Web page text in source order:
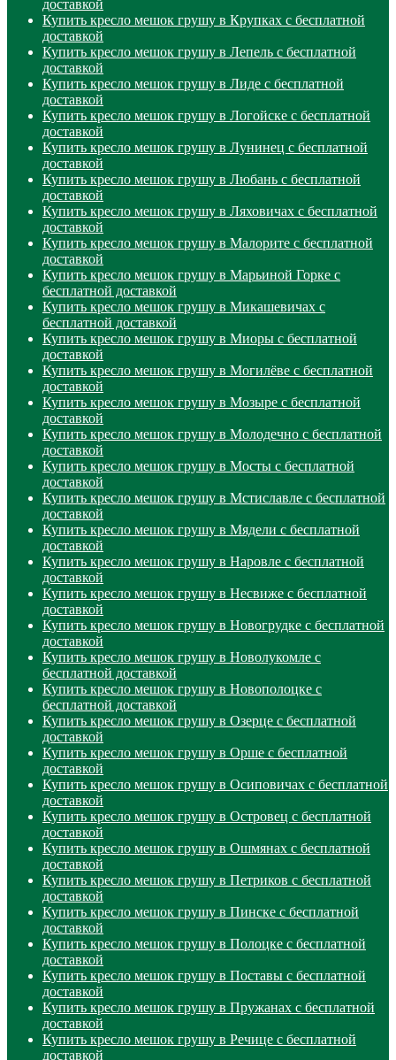
доставкой
Купить кресло мешок грушу в Крупках с бесплатной
доставкой
Купить кресло мешок грушу в Лепель с бесплатной
доставкой
Купить кресло мешок грушу в Лиде с бесплатной
доставкой
Купить кресло мешок грушу в Логойске с бесплатной
доставкой
Купить кресло мешок грушу в Лунинец с бесплатной
доставкой
Купить кресло мешок грушу в Любань с бесплатной
доставкой
Купить кресло мешок грушу в Ляховичах с бесплатной
доставкой
Купить кресло мешок грушу в Малорите с бесплатной
доставкой
Купить кресло мешок грушу в Марьиной Горке с
бесплатной доставкой
Купить кресло мешок грушу в Микашевичах с
бесплатной доставкой
Купить кресло мешок грушу в Миоры с бесплатной
доставкой
Купить кресло мешок грушу в Могилёве с бесплатной
доставкой
Купить кресло мешок грушу в Мозыре с бесплатной
доставкой
Купить кресло мешок грушу в Молодечно с бесплатной
доставкой
Купить кресло мешок грушу в Мосты с бесплатной
доставкой
Купить кресло мешок грушу в Мстиславле с бесплатной
доставкой
Купить кресло мешок грушу в Мядели с бесплатной
доставкой
Купить кресло мешок грушу в Наровле с бесплатной
доставкой
Купить кресло мешок грушу в Несвиже с бесплатной
доставкой
Купить кресло мешок грушу в Новогрудке с бесплатной
доставкой
Купить кресло мешок грушу в Новолукомле с
бесплатной доставкой
Купить кресло мешок грушу в Новополоцке с
бесплатной доставкой
Купить кресло мешок грушу в Озерце с бесплатной
доставкой
Купить кресло мешок грушу в Орше с бесплатной
доставкой
Купить кресло мешок грушу в Осиповичах с бесплатной
доставкой
Купить кресло мешок грушу в Островец с бесплатной
доставкой
Купить кресло мешок грушу в Ошмянах с бесплатной
доставкой
Купить кресло мешок грушу в Петриков с бесплатной
доставкой
Купить кресло мешок грушу в Пинске с бесплатной
доставкой
Купить кресло мешок грушу в Полоцке с бесплатной
доставкой
Купить кресло мешок грушу в Поставы с бесплатной
доставкой
Купить кресло мешок грушу в Пружанах с бесплатной
доставкой
Купить кресло мешок грушу в Речице с бесплатной
доставкой